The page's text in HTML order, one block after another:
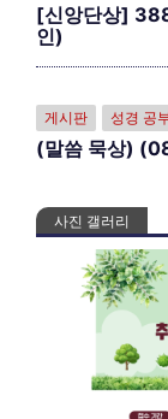
[신앙단상]
인)
게시판 성경 공
(말씀 묵상)
사진 갤러리